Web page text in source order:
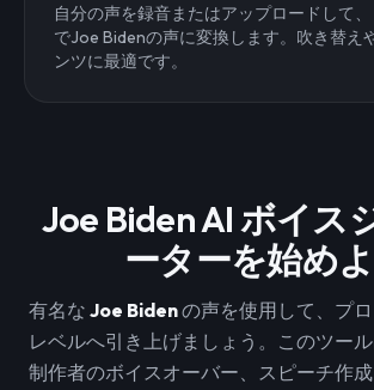
自分の声を録音またはアップロードして
でJoe Bidenの声に変換します。吹き替え
ンツに最適です。
Joe Biden AI ボイス
ーターを始め
有名な Joe Bidenの声を使用して、プ
レベルへ引き上げましょう。このツー
制作者のボイスオーバー、スピーチ作